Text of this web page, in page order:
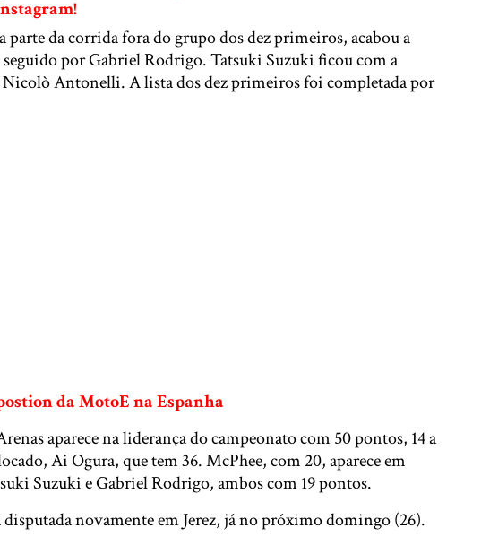
parte da corrida fora do grupo dos dez primeiros, acabou a
seguido por Gabriel Rodrigo. Tatsuki Suzuki ficou com a
Nicolò Antonelli. A lista dos dez primeiros foi completada por
da MotoE na Espanha
aparece na liderança do campeonato com 50 pontos, 14 a
Ai Ogura, que tem 36. McPhee, com 20, aparece em
Suzuki e Gabriel Rodrigo, ambos com 19 pontos.
novamente em Jerez, já no próximo domingo (26).